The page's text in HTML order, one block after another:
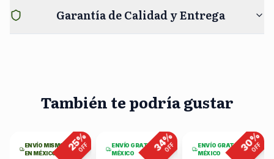
Garantía de Calidad y Entrega
También te podría gustar
viendo
25%
OFF
ENVÍO MISMO DÍA
EN MÉXICO
5 viendo
34%
OFF
ENVÍO GRATIS EN
MÉXICO
5 viendo
30%
OFF
ENVÍO GRATIS EN
MÉXICO